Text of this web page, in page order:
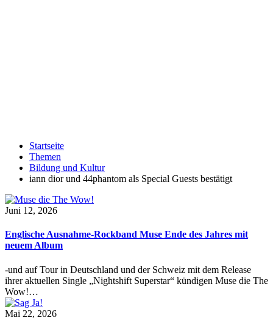
Startseite
Themen
Bildung und Kultur
iann dior und 44phantom als Special Guests bestätigt
Juni 12, 2026
Englische Ausnahme-Rockband Muse Ende des Jahres mit
neuem Album
-und auf Tour in Deutschland und der Schweiz mit dem Release
ihrer aktuellen Single „Nightshift Superstar“ kündigen Muse die The
Wow!…
Mai 22, 2026